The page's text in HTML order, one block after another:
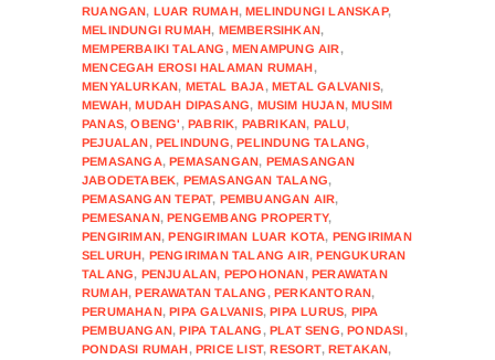
RUANGAN, LUAR RUMAH,MELINDUNGI LANSKAP,
MELINDUNGI RUMAH, MEMBERSIHKAN,
MEMPERBAIKI TALANG ,MENAMPUNG AIR,
MENCEGAH EROSI HALAMAN RUMAH,
MENYALURKAN, METAL BAJA,METAL GALVANIS,
MEWAH,MUDAH DIPASANG, MUSIM HUJAN,MUSIM
PANAS,OBENG' ,PABRIK, PABRIKAN, PALU,
PEJUALAN,PELINDUNG,PELINDUNG TALANG,
PEMASANGA,PEMASANGAN, PEMASANGAN
JABODETABEK, PEMASANGAN TALANG,
PEMASANGAN TEPAT, PEMBUANGAN AIR,
PEMESANAN,PENGEMBANG PROPERTY,
PENGIRIMAN,PENGIRIMAN LUAR KOTA, PENGIRIMAN
SELURUH, PENGIRIMAN TALANG AIR,PENGUKURAN
TALANG, PENJUALAN, PEPOHONAN,PERAWATAN
RUMAH,PERAWATAN TALANG ,PERKANTORAN,
PERUMAHAN,PIPA GALVANIS,PIPA LURUS, PIPA
PEMBUANGAN,PIPA TALANG ,PLAT SENG,PONDASI,
PONDASI RUMAH,PRICE LIST,RESORT,RETAKAN,